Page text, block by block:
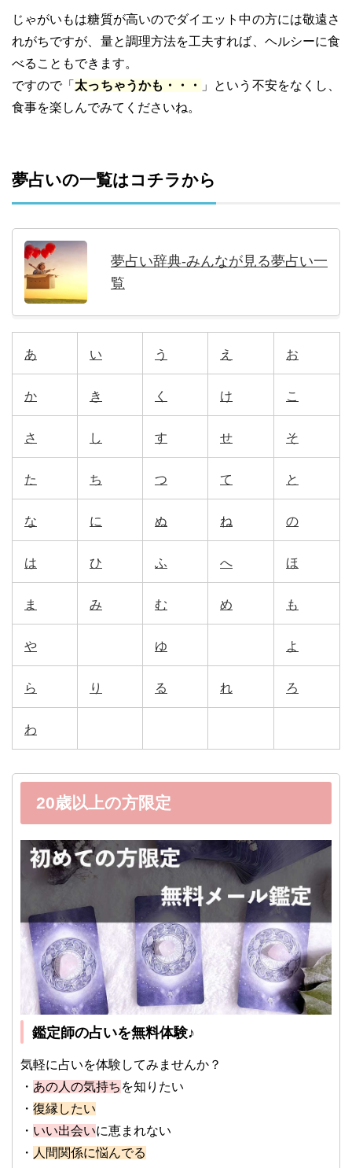
じゃがいもは糖質が高いのでダイエット中の方には敬遠さ
れがちですが、量と調理方法を工夫すれば、ヘルシーに食
べることもできます。
ですので「 太っちゃうかも・・・
」という不安をなくし、
食事を楽しんでみてくださいね。
夢占いの一覧はコチラから
夢占い辞典-みんなが見る夢占い一
覧
あ い う え お
か き く け こ
さ し す せ そ
た ち つ て と
な に ぬ ね の
は ひ ふ へ ほ
ま み む め も
や ゆ よ
ら り る れ ろ
わ
20歳以上の方限定
鑑定師の占いを無料体験♪
気軽に占いを体験してみませんか？
・ あの人の気持ち を知りたい
・ 復縁したい
・ いい出会いに恵まれない
・ 人間関係に悩んでる